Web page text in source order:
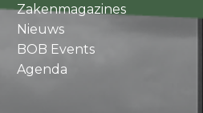
Zakenmagazines
Nieuws
BOB Events
Agenda